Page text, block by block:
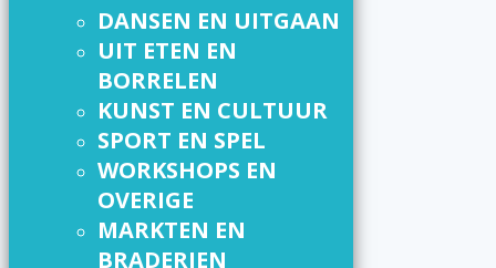
DANSEN EN UITGAAN
UIT ETEN EN
BORRELEN
KUNST EN CULTUUR
SPORT EN SPEL
WORKSHOPS EN
OVERIGE
MARKTEN EN
BRADERIEN